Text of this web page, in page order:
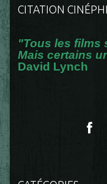
CITATION
"Tous les films
Mais certains
David Lynch